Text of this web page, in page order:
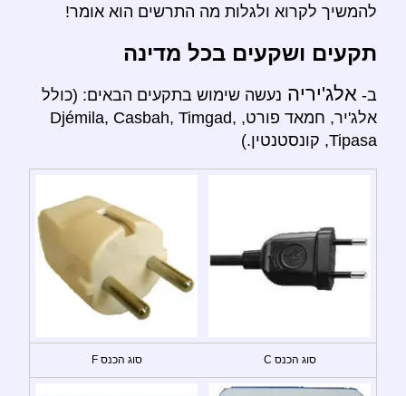
להמשיך לקרוא ולגלות מה התרשים הוא אומר!
תקעים ושקעים בכל מדינה
ב- אלג'יריה נעשה שימוש בתקעים הבאים: (כולל
אלג'יר, חמאד פורט, Djémila, Casbah, Timgad,
Tipasa, קונסטנטין.)
סוג הכנס C סוג הכנס F